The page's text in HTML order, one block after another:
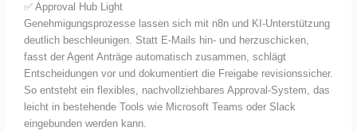
✅ Approval Hub Light
Genehmigungsprozesse lassen sich mit n8n und KI-Unterstützung
deutlich beschleunigen. Statt E-Mails hin- und herzuschicken,
fasst der Agent Anträge automatisch zusammen, schlägt
Entscheidungen vor und dokumentiert die Freigabe revisionssicher.
So entsteht ein flexibles, nachvollziehbares Approval-System, das
leicht in bestehende Tools wie Microsoft Teams oder Slack
eingebunden werden kann.